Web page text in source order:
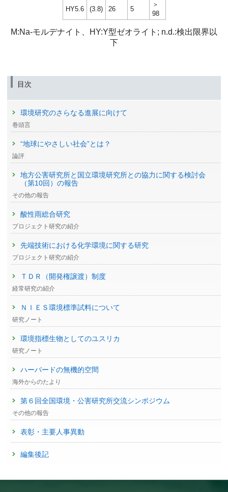
HY5.6 (3.8) 26 5
＞
98
M:Na-モルデナイト、HY:Y型ゼオライト; n.d.:検出限界以
下
目次
環境研究のさらなる進展に向けて
巻頭言
“地球にやさしい社会”とは？
論評
地方公害研究所と国立環境研究所との協力に関する検討会
（第10回）の報告
その他の報告
酸性雨総合研究
プロジェクト研究の紹介
先端技術における化学環境に関する研究
プロジェクト研究の紹介
ＴＤＲ（開発権譲渡）制度
経常研究の紹介
ＮＩＥＳ環境標準試料について
研究ノート
環境指標生物としてのユスリカ
研究ノート
ハーバードの無機的空間
海外からのたより
第６回全国環境・公害研究所交流シンポジウム
その他の報告
表彰・主要人事異動
編集後記